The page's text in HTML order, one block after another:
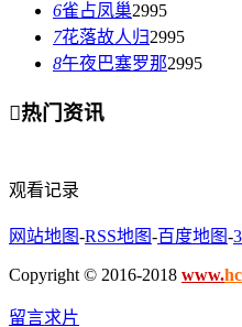
6雀占凤巢2995
7花落故人归2995
8午夜巴塞罗那2995
热门资讯
观看记录
网站地图-RSS地图-百度地图-
Copyright © 2016-2018 www.
留言求片